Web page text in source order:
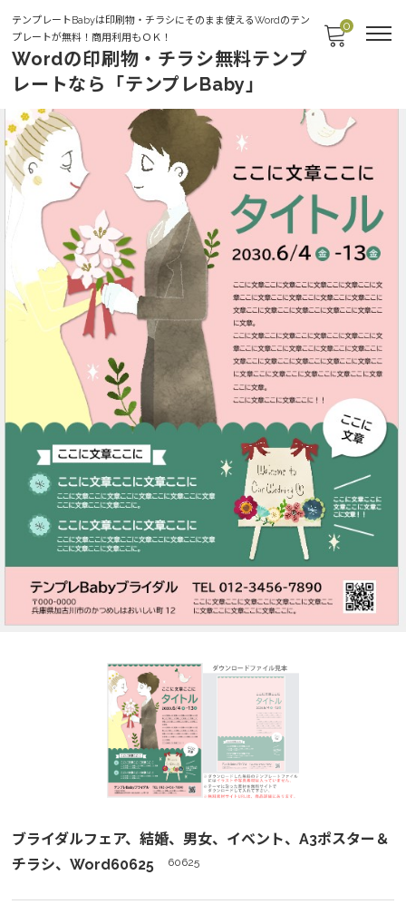
テンプレートBabyは印刷物・チラシにそのまま使えるWordのテン
プレートが無料！商用利用もＯＫ！
Wordの印刷物・チラシ無料テンプ
レートなら「テンプレBaby」
0
ブライダルフェア、結婚、男女、イベント、A3ポスター＆
チラシ、Word60625
60625